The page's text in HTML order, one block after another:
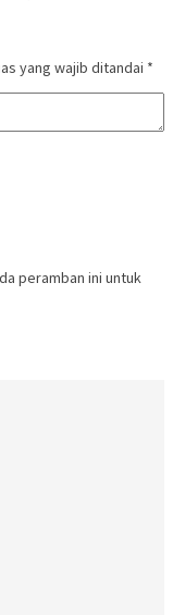
yang wajib ditandai *
peramban ini untuk